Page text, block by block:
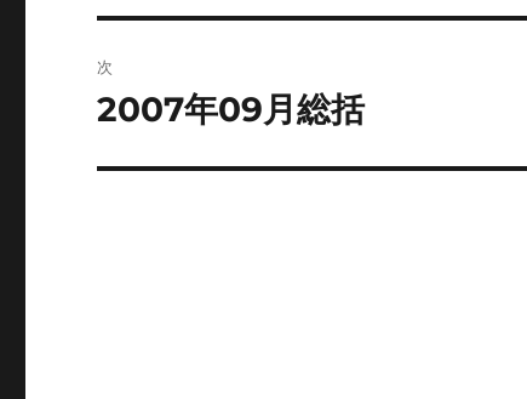
ゲ
投
稿:
次
次
投
2007年09月総括